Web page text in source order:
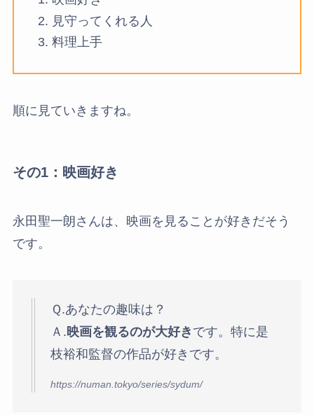
見守ってくれる人
料理上手
順に見ていきますね。
その1：映画好き
永田聖一朗さんは、映画を見ることが好きだそう
です。
Ｑ.あなたの趣味は？
Ａ.映画を観るのが大好き です。特に是
枝裕和監督の作品が好きです。
https://numan.tokyo/series/sydum/